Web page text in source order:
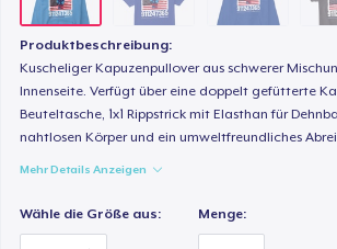
Produktbeschreibung:
Kuscheliger Kapuzenpullover aus schwerer
Innenseite. Verfügt über eine doppelt gefütterte
Beuteltasche, 1x1 Rippstrick mit Elasthan für
nahtlosen Körper und ein umweltfreundliches
Mehr Details Anzeigen
Wähle die Größe aus: Menge:
44,99 $
Tru transfer Printed Premium
31,99 $
Tru Transfer Printed Classic Tee
26,99 $
Tru Transfer Unisex Crewneck